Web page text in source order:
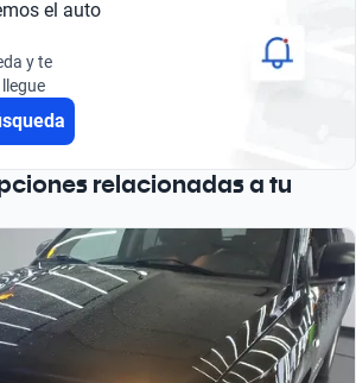
el auto
y te
relacionadas a tu